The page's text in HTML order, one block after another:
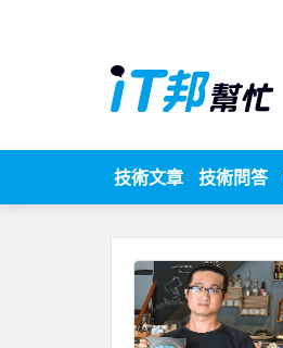
技術文章 技術問答